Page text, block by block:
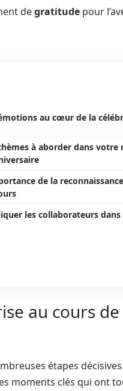
degratitude pour
au cœur de la
à aborder dans votre
de la
les collaborateurs
au cours de
étapes
moments clés qui ont